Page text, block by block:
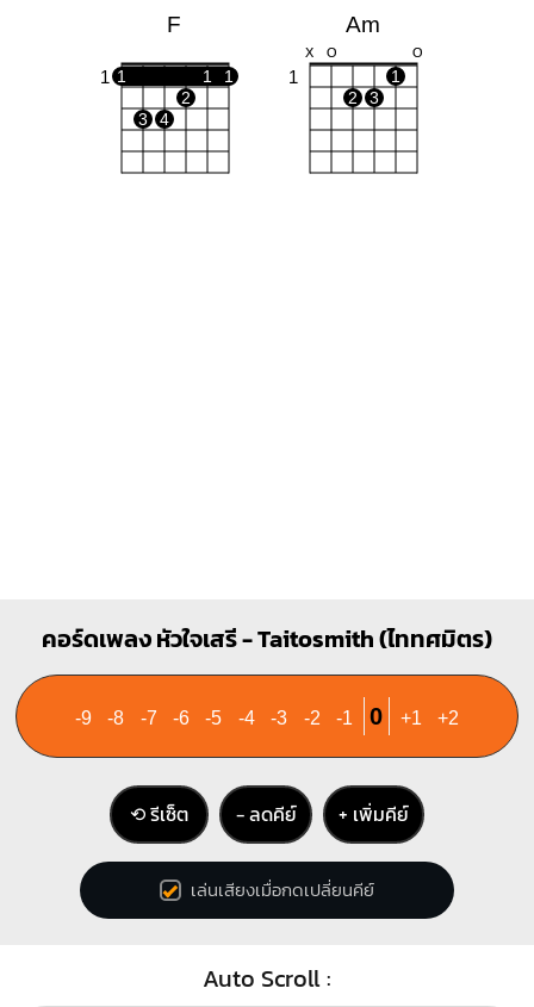
F
1 1 1
1
2
3
4
Am
X O O
1
1
2
3
Bbm
X
1 1
1
4
1
คอร์ดเพลง หัวใจเสรี - Taitosmith (ไททศมิตร)
-9 -8 -7 -6 -5 -4 -3 -2 -1 0 +1 +2
⟲ รีเซ็ต − ลดคีย์ + เพิ่มคีย์
เล่นเสียงเมื่อกดเปลี่ยนคีย์
Auto Scroll :